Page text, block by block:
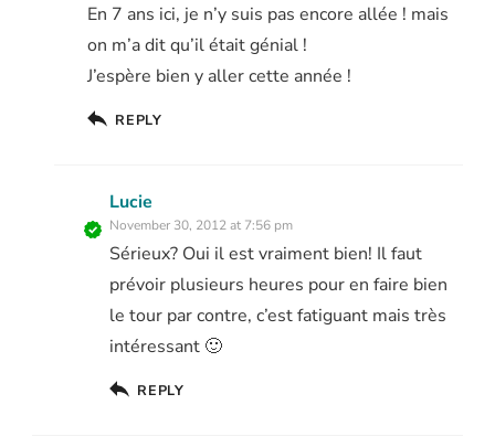
En 7 ans ici, je n’y suis pas encore allée ! mais
on m’a dit qu’il était génial !
J’espère bien y aller cette année !
REPLY
Lucie
November 30, 2012 at 7:56 pm
Sérieux? Oui il est vraiment bien! Il faut
prévoir plusieurs heures pour en faire bien
le tour par contre, c’est fatiguant mais très
intéressant 🙂
REPLY